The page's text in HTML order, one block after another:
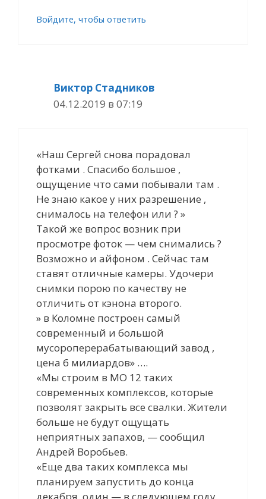
Войдите, чтобы ответить
Виктор Стадников
04.12.2019 в 07:19
«Наш Сергей снова порадовал
фотками . Cпасибо большое ,
ощущение что сами побывали там .
Не знаю какое у них разрешение ,
cнималось на телефон или ? »
Такой же вопрос возник при
просмотре фоток — чем снимались ?
Возможно и айфоном . Сейчас там
ставят отличные камеры. Удочери
снимки порою по качеству не
отличить от кэнона второго.
» в Коломне построен самый
современный и большой
мусороперерабатывающий завод ,
цена 6 милиардов» ….
«Мы строим в МО 12 таких
современных комплексов, которые
позволят закрыть все свалки. Жители
больше не будут ощущать
неприятных запахов, — сообщил
Андрей Воробьев.
«Еще два таких комплекса мы
планируем запустить до конца